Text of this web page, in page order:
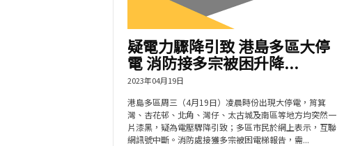
疑電力驟降引致 港島多區大停
電 消防接多宗被困升降...
2023年04月19日
港島多區周三（4月19日）凌晨時份出現大停電，筲箕
灣、杏花邨、北角、灣仔、太古城及南區等地方均突然一
片漆黑，疑為電壓驟降引致；多區市民於網上表示，互聯
網訊號中斷。消防處接獲多宗被困電梯報告，需...